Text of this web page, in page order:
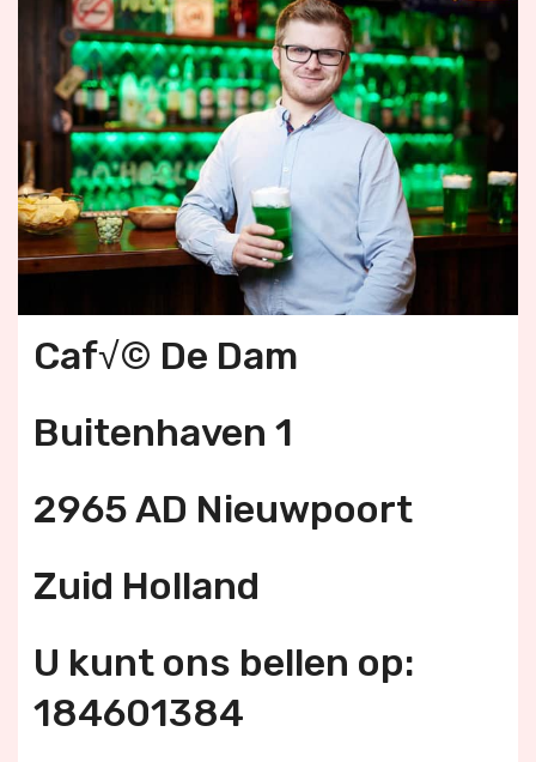
Caf√© De Dam
Buitenhaven 1
2965 AD Nieuwpoort
Zuid Holland
U kunt ons bellen op:
184601384